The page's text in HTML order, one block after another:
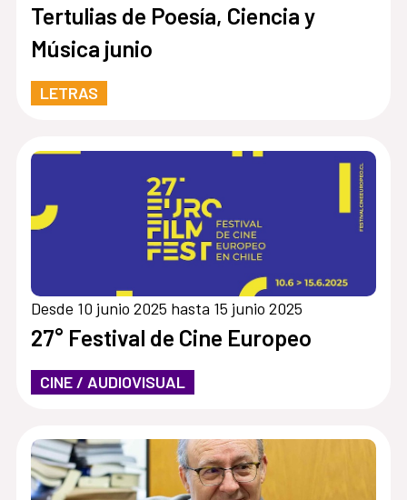
Tertulias de Poesía, Ciencia y
Música junio
LETRAS
Desde 10 junio 2025 hasta 15 junio 2025
27° Festival de Cine Europeo
CINE / AUDIOVISUAL